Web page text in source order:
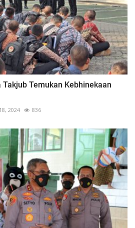
Takjub Temukan Kebhinekaan
2024 836